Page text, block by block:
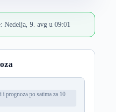
Nedelja, 9. avg u 09:01
i prognoza po satima za 10